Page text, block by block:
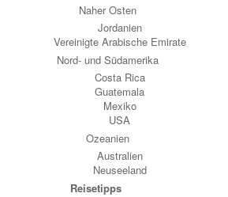
Naher Osten
Jordanien
Vereinigte Arabische Emirate
Nord- und Südamerika
Costa Rica
Guatemala
Mexiko
USA
Ozeanien
Australien
Neuseeland
Reisetipps